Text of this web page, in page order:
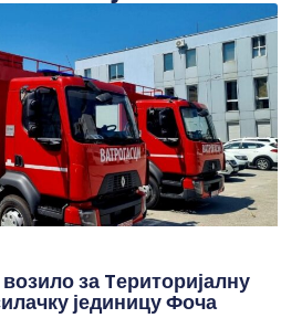
за Tериторијалну
јединицу Фоча